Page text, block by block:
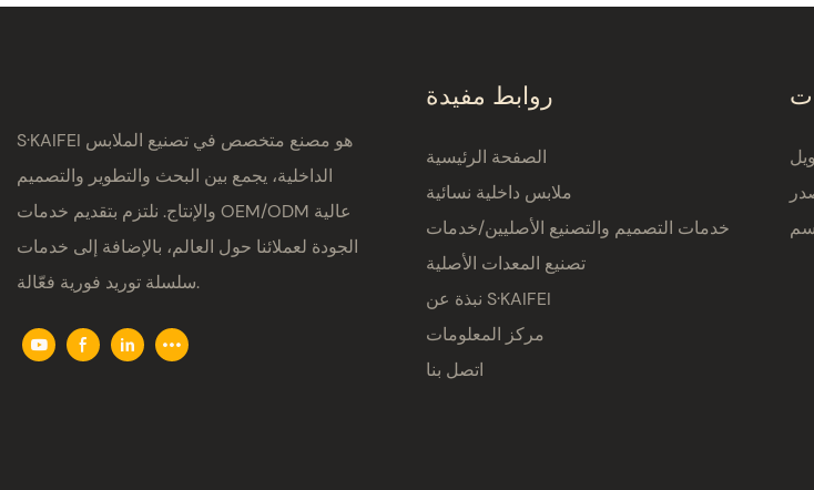
S·KAIFEI هو مصنع متخصص في تصنيع الملابس
الداخلية، يجمع بين البحث والتطوير والتصميم
والإنتاج. نلتزم بتقديم خدمات OEM/ODM عالية
الجودة لعملائنا حول العالم، بالإضافة إلى خدمات
سلسلة توريد فورية فعّالة.
روابط مفيدة
الصفحة الرئيسية
ملابس داخلية نسائية
خدمات التصميم والتصنيع الأصليين/خدمات
تصنيع المعدات الأصلية
نبذة عن S·KAIFEI
مركز المعلومات
اتصل بنا